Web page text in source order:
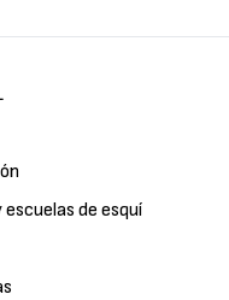
de esquí